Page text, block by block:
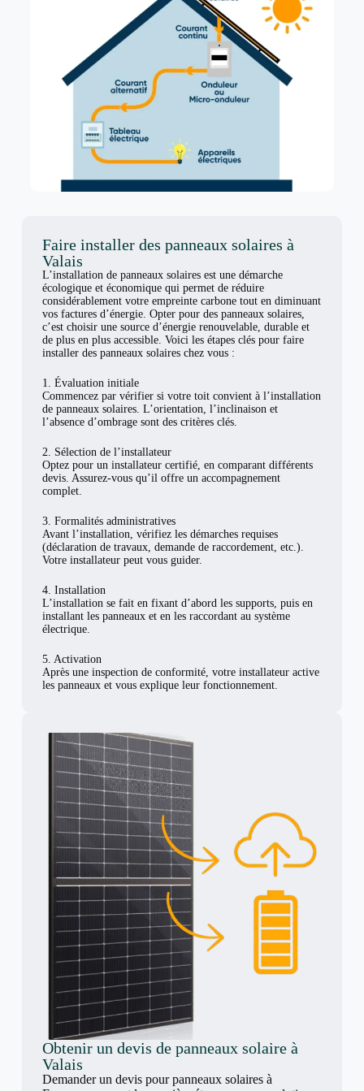
Faire installer des panneaux solaires à
Valais
L’installation de panneaux solaires est une démarche
écologique et économique qui permet de réduire
considérablement votre empreinte carbone tout en diminuant
vos factures d’énergie. Opter pour des panneaux solaires,
c’est choisir une source d’énergie renouvelable, durable et
de plus en plus accessible. Voici les étapes clés pour faire
installer des panneaux solaires chez vous :
1. Évaluation initiale
Commencez par vérifier si votre toit convient à l’installation
de panneaux solaires. L’orientation, l’inclinaison et
l’absence d’ombrage sont des critères clés.
2. Sélection de l’installateur
Optez pour un installateur certifié, en comparant différents
devis. Assurez-vous qu’il offre un accompagnement
complet.
3. Formalités administratives
Avant l’installation, vérifiez les démarches requises
(déclaration de travaux, demande de raccordement, etc.).
Votre installateur peut vous guider.
4. Installation
L’installation se fait en fixant d’abord les supports, puis en
installant les panneaux et en les raccordant au système
électrique.
5. Activation
Après une inspection de conformité, votre installateur active
les panneaux et vous explique leur fonctionnement.
Obtenir un devis de panneaux solaire à
Valais
Demander un devis pour panneaux solaires à